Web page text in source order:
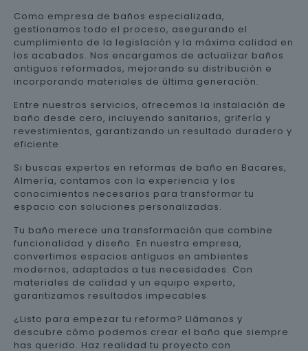
Como empresa de baños especializada,
gestionamos todo el proceso, asegurando el
cumplimiento de la legislación y la máxima calidad en
los acabados. Nos encargamos de actualizar baños
antiguos reformados, mejorando su distribución e
incorporando materiales de última generación.
Entre nuestros servicios, ofrecemos la instalación de
baño desde cero, incluyendo sanitarios, grifería y
revestimientos, garantizando un resultado duradero y
eficiente.
Si buscas expertos en reformas de baño en Bacares,
Almería, contamos con la experiencia y los
conocimientos necesarios para transformar tu
espacio con soluciones personalizadas.
Tu baño merece una transformación que combine
funcionalidad y diseño. En nuestra empresa,
convertimos espacios antiguos en ambientes
modernos, adaptados a tus necesidades. Con
materiales de calidad y un equipo experto,
garantizamos resultados impecables.
¿Listo para empezar tu reforma? Llámanos y
descubre cómo podemos crear el baño que siempre
has querido. Haz realidad tu proyecto con